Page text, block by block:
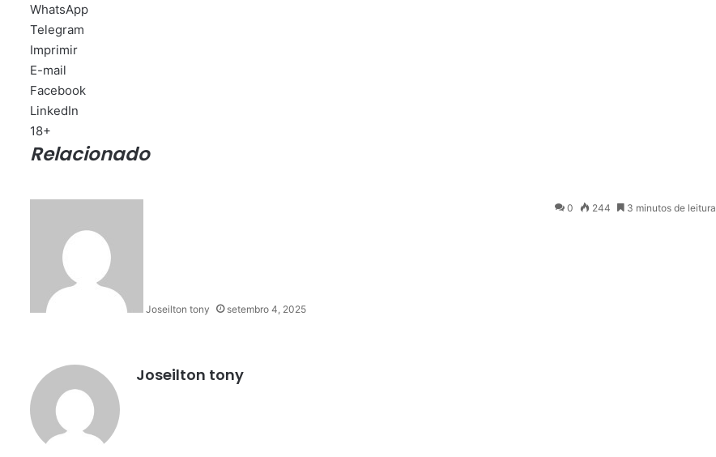
WhatsApp
Telegram
Imprimir
E-mail
Facebook
LinkedIn
18+
Relacionado
Joseilton tony setembro 4, 2025
0 244 3 minutos de leitura
Joseilton tony